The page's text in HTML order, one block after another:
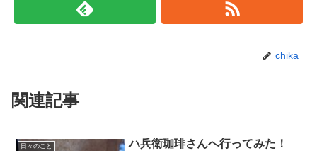
chika
関連記事
日々のこと ハ兵衛珈琲さんへ行ってみた！